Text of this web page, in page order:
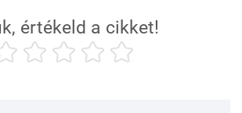
értékeld a cikket!